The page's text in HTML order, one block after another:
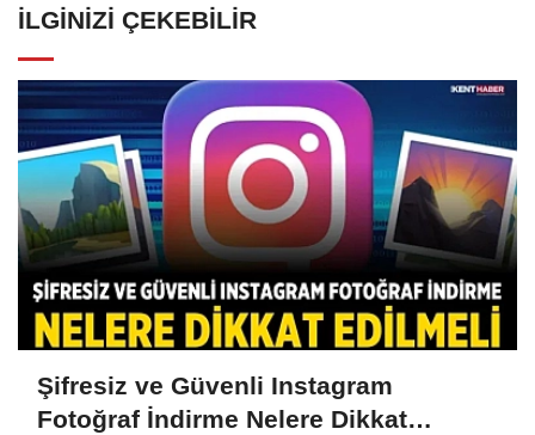
İLGINIZI ÇEKEBILIR
Şifresiz ve Güvenli Instagram
Fotoğraf İndirme Nelere Dikkat